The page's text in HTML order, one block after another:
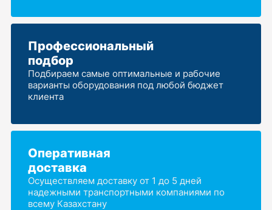
Профессиональный
подбор
Подбираем самые оптимальные и рабочие
варианты оборудования под любой бюджет
клиента
Оперативная
доставка
Осуществляем доставку от 1 до 5 дней
надежными транспортными компаниями по
всему Казахстану